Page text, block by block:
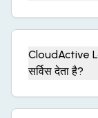
CloudActive
सर्विस देता है?